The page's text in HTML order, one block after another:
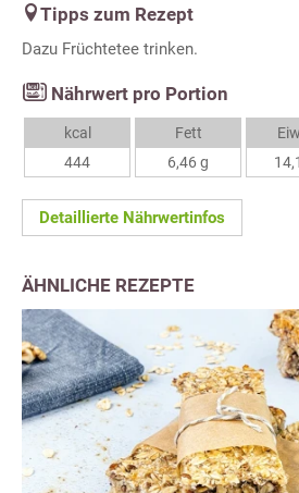
Tipps zum Rezept
Dazu Früchtetee trinken.
Nährwert pro Portion
kcal
444
Fett
6,46 g
Detaillierte Nährwertinfos
ÄHNLICHE REZEPTE